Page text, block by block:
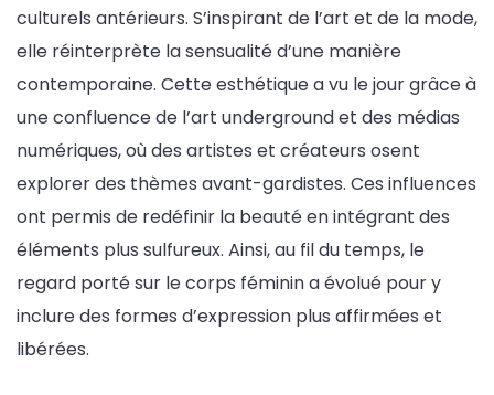
culturels antérieurs. S’inspirant de l’art et de la mode,
elle réinterprète la sensualité d’une manière
contemporaine. Cette esthétique a vu le jour grâce à
une confluence de l’art underground et des médias
numériques, où des artistes et créateurs osent
explorer des thèmes avant-gardistes. Ces influences
ont permis de redéfinir la beauté en intégrant des
éléments plus sulfureux. Ainsi, au fil du temps, le
regard porté sur le corps féminin a évolué pour y
inclure des formes d’expression plus affirmées et
libérées.